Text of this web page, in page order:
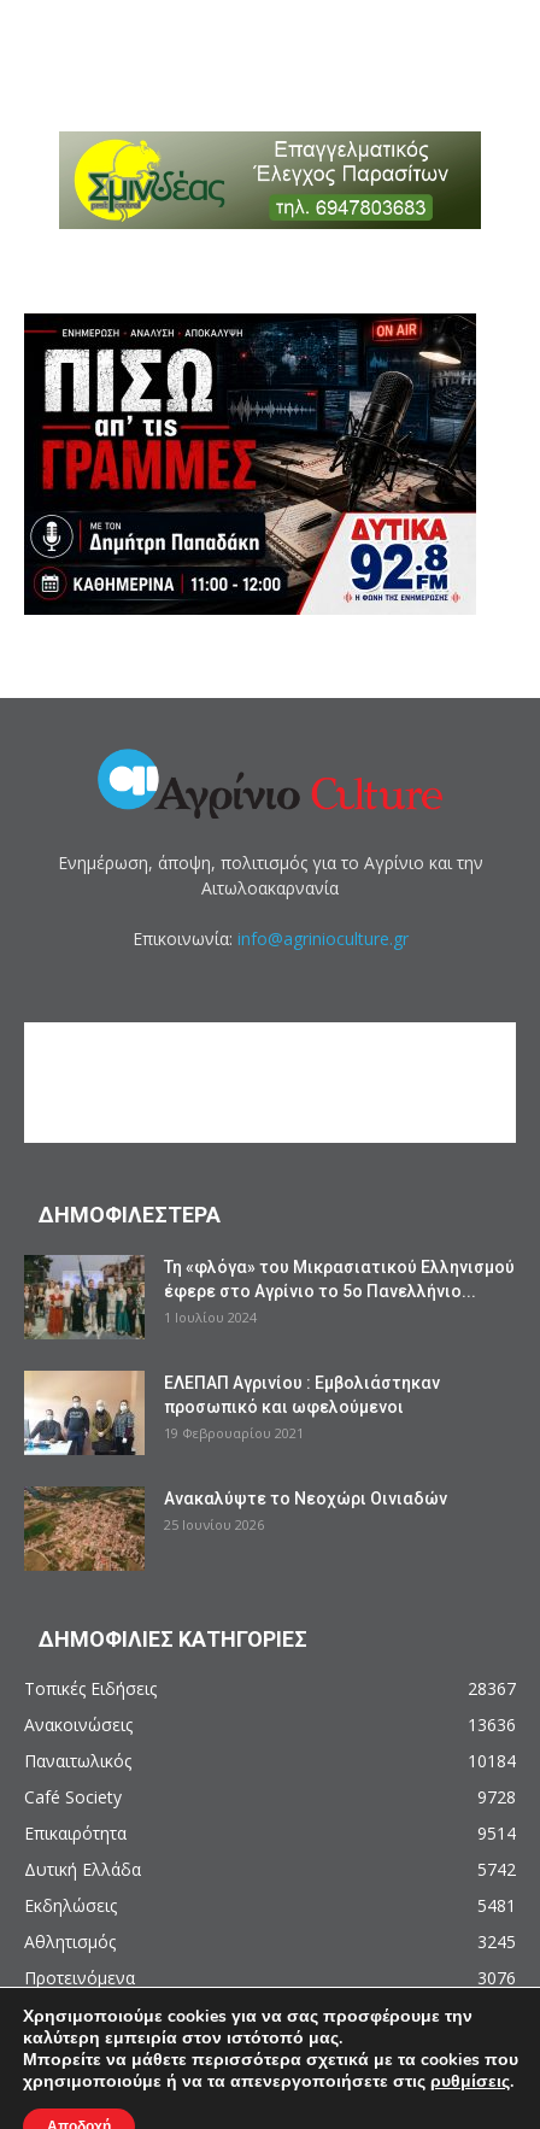
Ενημέρωση, άποψη, πολιτισμός για το Αγρίνιο και την
Αιτωλοακαρνανία
Επικοινωνία: info@agrinioculture.gr
ΔΗΜΟΦΙΛΕΣΤΕΡΑ
Τη «φλόγα» του Μικρασιατικού Ελληνισμού
έφερε στο Αγρίνιο το 5ο Πανελλήνιο...
1 Ιουλίου 2024
ΕΛΕΠΑΠ Αγρινίου : Εμβολιάστηκαν
προσωπικό και ωφελούμενοι
19 Φεβρουαρίου 2021
Ανακαλύψτε το Νεοχώρι Οινιαδών
25 Ιουνίου 2026
ΔΗΜΟΦΙΛΙΕΣ ΚΑΤΗΓΟΡΙΕΣ
Τοπικές Ειδήσεις
28367
Ανακοινώσεις
13636
Παναιτωλικός
10184
Café Society
9728
Επικαιρότητα
9514
Δυτική Ελλάδα
5742
Εκδηλώσεις
5481
Αθλητισμός
3245
Προτεινόμενα
3076
© 2011 - 2026 - AgrinioCulture.gr
This site is protected by reCAPTCHA and the Google
Χρησιμοποιούμε cookies για να σας προσφέρουμε την
καλύτερη εμπειρία στον ιστότοπό μας.
Μπορείτε να μάθετε περισσότερα σχετικά με τα cookies που
χρησιμοποιούμε ή να τα απενεργοποιήσετε στις ρυθμίσεις.